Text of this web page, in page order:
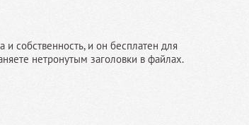
и собственность, и он бесплатен для
нетронутым заголовки в файлах.